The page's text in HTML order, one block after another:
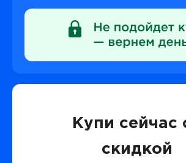
Купи сейчас
скидкой